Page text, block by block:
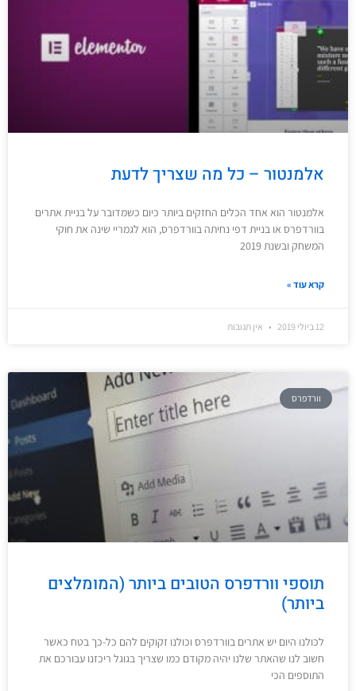
אלמנטור – כל מה שצריך לדעת
אלמנטור הוא אחד הכלים החזקים ביותר כיום כשמדובר על בניית אתרים
בוורדפרס או בניית דפי נחיתה בוורדפרס, הוא לגמריי שינה את חוקי
המשחק ובשנת 2019
קרא עוד »
12 ביולי 2019 אין תגובות
וורדפרס
תוספי וורדפרס הטובים ביותר (המומלצים
ביותר)
לכולנו היום יש אתרים בוורדפרס וכולנו זקוקים להם כל-כך בטח כאשר
חשוב לנו שהאתר שלנו יהיה מקודם כמו שצריך בגוגל ריכזנו עבורכם את
התוספים הכי